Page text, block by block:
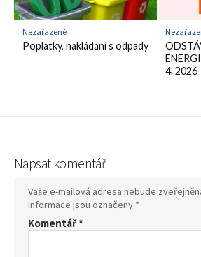
Nezařazené
Poplatky, nakládání s odpady
4. 2026
Napsat komentář
Vaše e-mailová adresa nebude
informace jsou označeny *
Komentář*